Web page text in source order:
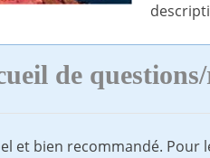
de
et bien recommandé.